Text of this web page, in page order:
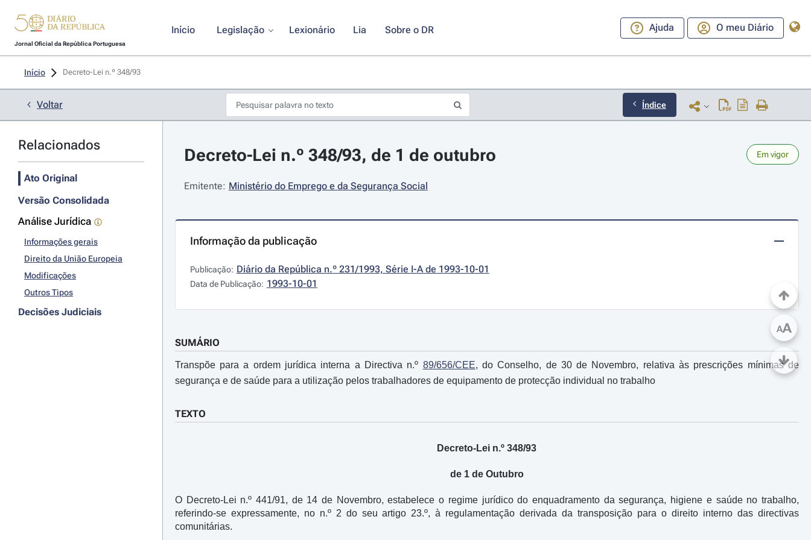
Jornal Oficial da República Portuguesa
Início Legislação Lexionário Lia Sobre o DR Ajuda O meu Diário
Início Decreto-Lei n.º 348/93
Voltar Índice
Relacionados
Ato Original
Versão Consolidada
Análise Jurídica
Informações gerais
Direito da União Europeia
Modificações
Outros Tipos
Decisões Judiciais
Decreto-Lei n.º 348/93, de 1 de outubro Em vigor
Emitente: Ministério do Emprego e da Segurança Social
Informação da publicação
Publicação: Diário da República n.º 231/1993, Série I-A de 1993-10-01
Data de Publicação: 1993-10-01
SUMÁRIO
Transpõe para a ordem jurídica interna a Directiva n.º 89/656/CEE, do Conselho, de 30 de Novembro, relativa às prescrições mínimas de
segurança e de saúde para a utilização pelos trabalhadores de equipamento de protecção individual no trabalho
TEXTO
Decreto-Lei n.º 348/93
de 1 de Outubro
O Decreto-Lei n.º 441/91, de 14 de Novembro, estabelece o regime jurídico do enquadramento da segurança, higiene e saúde no trabalho,
referindo-se expressamente, no n.º 2 do seu artigo 23.º, à regulamentação derivada da transposição para o direito interno das directivas
comunitárias.
AA